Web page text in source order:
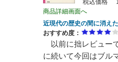
税込価格
商品詳細画面へ
近現代の歴史の間に消え
おすすめ度：
以前に拙レビュー
に続いて今回はブル